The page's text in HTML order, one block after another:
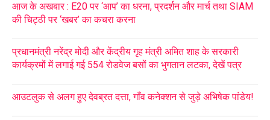
आज के अखबार : E20 पर ‘आप’ का धरना, प्रदर्शन और मार्च तथा SIAM
की चिट्ठी पर ‘खबर’ का कचरा करना
प्रधानमंत्री नरेंद्र मोदी और केंद्रीय गृह मंत्री अमित शाह के सरकारी
कार्यक्रमों में लगाई गई 554 रोडवेज बसों का भुगतान लटका, देखें पत्र
आउटलुक से अलग हुए देवब्रत दत्ता, गाँव कनेक्शन से जुड़े अभिषेक पांडेय!